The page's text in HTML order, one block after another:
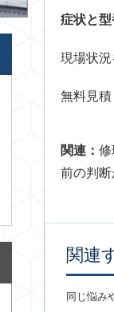
症状と
現場状
無料見
関連： 修
前の判
関連
同じ悩み